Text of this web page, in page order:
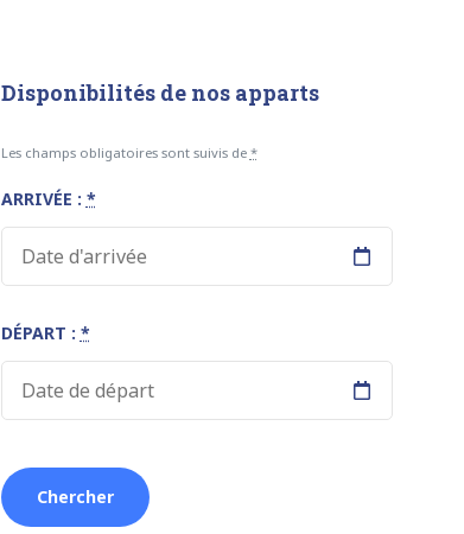
Disponibilités de nos apparts
Les champs obligatoires sont suivis de *
ARRIVÉE : *
DÉPART : *